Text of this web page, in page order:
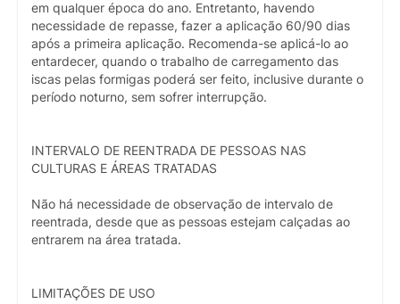
em qualquer época do ano. Entretanto, havendo
necessidade de repasse, fazer a aplicação 60/90 dias
após a primeira aplicação. Recomenda-se aplicá-lo ao
entardecer, quando o trabalho de carregamento das
iscas pelas formigas poderá ser feito, inclusive durante o
período noturno, sem sofrer interrupção.
INTERVALO DE REENTRADA DE PESSOAS NAS
CULTURAS E ÁREAS TRATADAS
Não há necessidade de observação de intervalo de
reentrada, desde que as pessoas estejam calçadas ao
entrarem na área tratada.
LIMITAÇÕES DE USO